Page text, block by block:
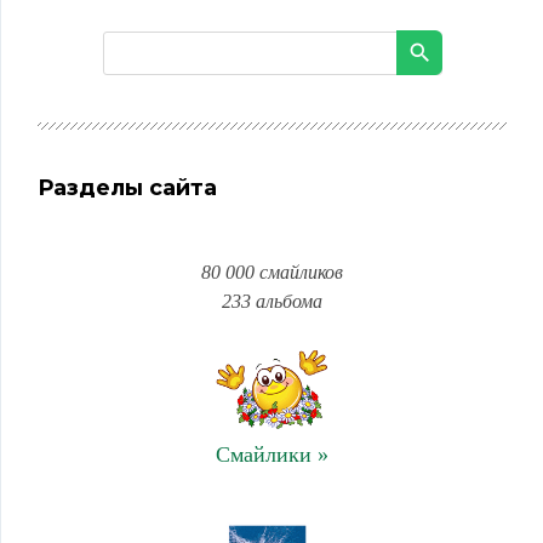
Разделы сайта
80 000 смайликов
233 альбома
Смайлики »